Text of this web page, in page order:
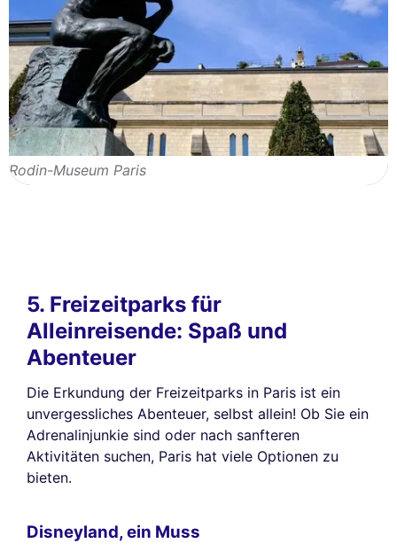
Rodin-Museum Paris
5. Freizeitparks für
Alleinreisende: Spaß und
Abenteuer
Die Erkundung der Freizeitparks in Paris ist ein
unvergessliches Abenteuer, selbst allein! Ob Sie ein
Adrenalinjunkie sind oder nach sanfteren
Aktivitäten suchen, Paris hat viele Optionen zu
bieten.
Disneyland, ein Muss